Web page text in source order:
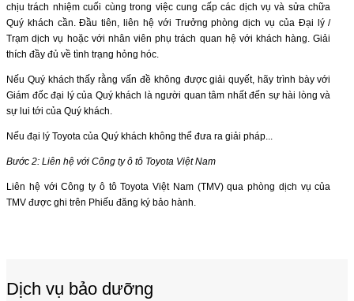
chịu trách nhiệm cuối cùng trong việc cung cấp các dịch vụ và sửa chữa
Quý khách cần. Ðầu tiên, liên hệ với Trưởng phòng dịch vụ của Đại lý /
Trạm dịch vụ hoặc với nhân viên phụ trách quan hệ với khách hàng. Giải
thích đầy đủ về tình trạng hỏng hóc.
Nếu Quý khách thấy rằng vấn đề không được giải quyết, hãy trình bày với
Giám đốc đại lý của Quý khách là người quan tâm nhất đến sự hài lòng và
sự lui tới của Quý khách.
Nếu đại lý Toyota của Quý khách không thể đưa ra giải pháp...
Bước 2: Liên hệ với Công ty ô tô Toyota Việt Nam
Liên hệ với Công ty ô tô Toyota Việt Nam (TMV) qua phòng dịch vụ của
TMV được ghi trên Phiếu đăng ký bảo hành.
Dịch vụ bảo dưỡng